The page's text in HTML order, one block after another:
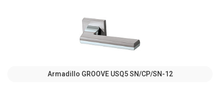
Armadillo GROOVE USQ5 SN/СР/SN-12